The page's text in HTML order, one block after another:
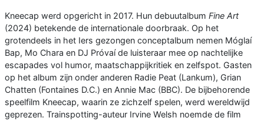
Kneecap werd opgericht in 2017. Hun debuutalbum Fine Art
(2024) betekende de internationale doorbraak. Op het
grotendeels in het Iers gezongen conceptalbum nemen Móglaí
Bap, Mo Chara en DJ Próvaí de luisteraar mee op nachtelijke
escapades vol humor, maatschappijkritiek en zelfspot. Gasten
op het album zijn onder anderen Radie Peat (Lankum), Grian
Chatten (Fontaines D.C.) en Annie Mac (BBC). De bijbehorende
speelfilm Kneecap, waarin ze zichzelf spelen, werd wereldwijd
geprezen. Trainspotting-auteur Irvine Welsh noemde de film